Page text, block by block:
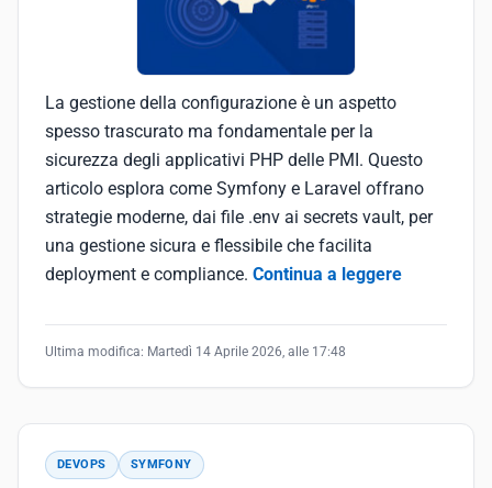
La gestione della configurazione è un aspetto
spesso trascurato ma fondamentale per la
sicurezza degli applicativi PHP delle PMI. Questo
articolo esplora come Symfony e Laravel offrano
strategie moderne, dai file .env ai secrets vault, per
una gestione sicura e flessibile che facilita
deployment e compliance. Continua a leggere
Ultima modifica: Martedì 14 Aprile 2026, alle 17:48
DEVOPS SYMFONY